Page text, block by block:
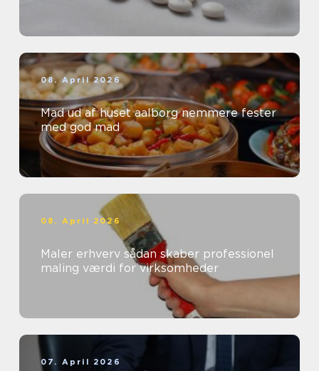
08. April 2026
Mad ud af huset aalborg nemmere fester
med god mad
08. April 2026
Maler erhverv sådan skaber professionel
maling værdi for virksomheder
07. April 2026